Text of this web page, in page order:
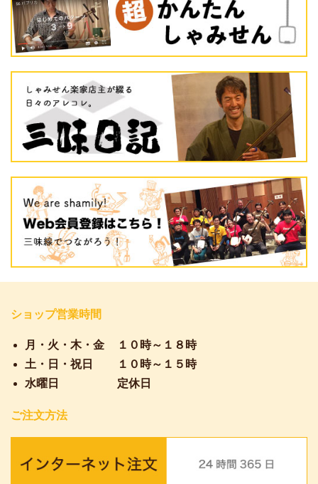
ショップ営業時間
月・火・木・金
１０時～１８時
土・日・祝日
１０時～１５時
水曜日
定休日
ご注文方法